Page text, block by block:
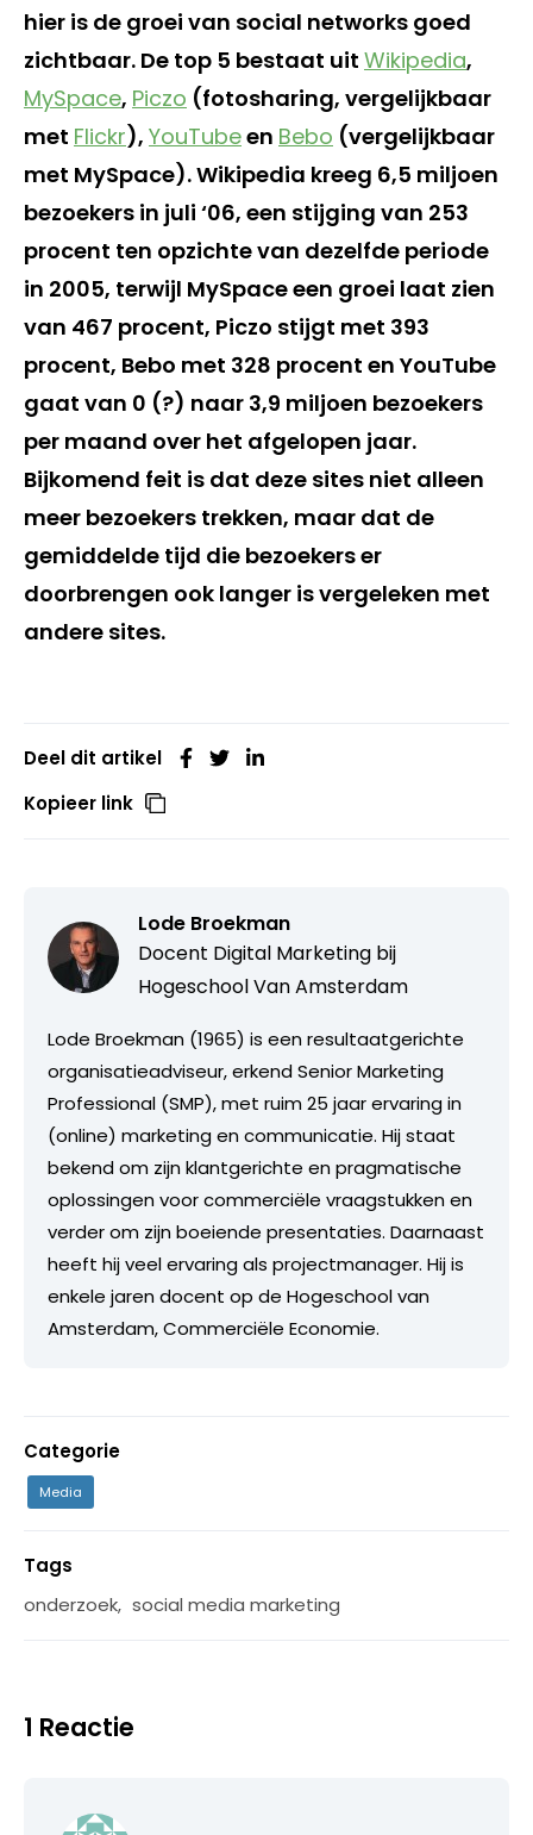
hier is de groei van social networks goed
zichtbaar. De top 5 bestaat uit Wikipedia,
MySpace, Piczo (fotosharing, vergelijkbaar
met Flickr), YouTubeen Bebo (vergelijkbaar
met MySpace). Wikipedia kreeg 6,5 miljoen
bezoekers in juli ‘06, een stijging van 253
procent ten opzichte van dezelfde periode
in 2005, terwijl MySpace een groei laat zien
van 467 procent, Piczo stijgt met 393
procent, Bebo met 328 procent en YouTube
gaat van 0 (?) naar 3,9 miljoen bezoekers
per maand over het afgelopen jaar.
Bijkomend feit is dat deze sites niet alleen
meer bezoekers trekken, maar dat de
gemiddelde tijd die bezoekers er
doorbrengen ook langer is vergeleken met
andere sites.
Deel dit artikel
Kopieer link
Lode Broekman
Docent Digital Marketing bij
Hogeschool Van Amsterdam
Lode Broekman (1965) is een resultaatgerichte
organisatieadviseur, erkend Senior Marketing
Professional (SMP), met ruim 25 jaar ervaring in
(online) marketing en communicatie. Hij staat
bekend om zijn klantgerichte en pragmatische
oplossingen voor commerciële vraagstukken en
verder om zijn boeiende presentaties. Daarnaast
heeft hij veel ervaring als projectmanager. Hij is
enkele jaren docent op de Hogeschool van
Amsterdam, Commerciële Economie.
Categorie
Media
Tags
onderzoek, social media marketing
1 Reactie